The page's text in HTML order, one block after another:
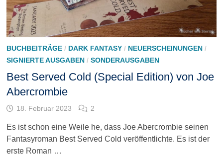
BUCHBEITRÄGE/ DARK FANTASY/ NEUERSCHEINUNGEN/
SIGNIERTE AUSGABEN/ SONDERAUSGABEN
Best Served Cold (Special Edition) von Joe
Abercrombie
18. Februar 2023 2
Es ist schon eine Weile he, dass Joe Abercrombie seinen
Fantasyroman Best Served Cold veröffentlichte. Es ist der
erste Roman …